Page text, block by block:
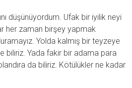
düşünüyordum. Ufak bir iyilik neyi
her zaman birşey yapmak
Yolda kalmış bir teyzeye
biliriz. Yada fakir bir adama para
da biliriz. Kötülükler ne kadar